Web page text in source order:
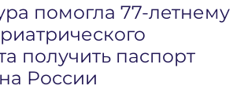
помогла 77-летнему
получить паспорт
России